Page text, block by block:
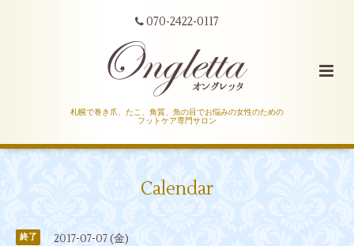
070-2422-0117
札幌で巻き爪、たこ、角質、魚の目でお悩みの女性のための
フットケア専門サロン
Calendar
終了 2017-07-07 (金)